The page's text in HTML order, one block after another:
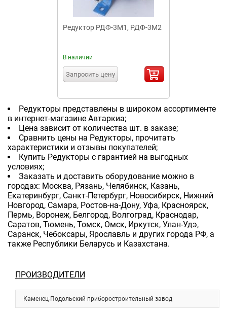
ПРОИЗВОДИТЕЛИ
Каменец-Подольский приборостроительный завод
Редуктор РДФ-3М1, РДФ-3М2
В наличии
Запросить цену
Редукторы представлены в широком ассортименте
в интернет-магазине Автаркиа;
Цена зависит от количества шт. в заказе;
Сравнить цены на Редукторы, прочитать
характеристики и отзывы покупателей;
Купить Редукторы с гарантией на выгодных
условиях;
Заказать и доставить оборудование можно в
городах: Москва, Рязань, Челябинск, Казань,
Екатеринбург, Санкт-Петербург, Новосибирск, Нижний
Новгород, Самара, Ростов-на-Дону, Уфа, Красноярск,
Пермь, Воронеж, Белгород, Волгоград, Краснодар,
Саратов, Тюмень, Томск, Омск, Иркутск, Улан-Удэ,
Саранск, Чебоксары, Ярославль и других города РФ, а
также Республики Беларусь и Казахстана.